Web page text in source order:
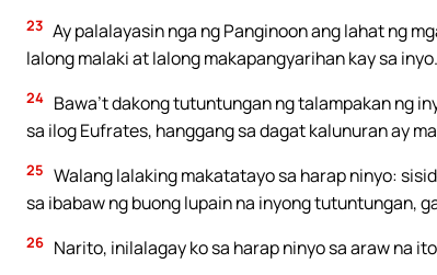
23 Ay palalayasin nga ng Panginoon ang lahat ng
lalong malaki at lalong makapangyarihan kay sa inyo.
24 Bawa’t dakong tutuntungan ng talampakan ng
sa ilog Eufrates, hanggang sa dagat kalunuran ay
25 Walang lalaking makatatayo sa harap ninyo:
sa ibabaw ng buong lupain na inyong tutuntungan,
26 Narito, inilalagay ko sa harap ninyo sa araw na